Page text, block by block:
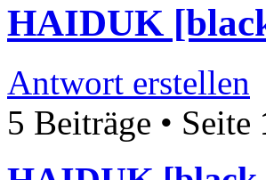
HAIDUK
Antwort erstellen
5 Beiträge • Seite